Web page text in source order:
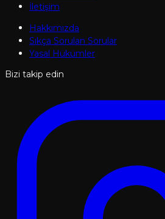
İletişim
Hakkımızda
Sıkça Sorulan Sorular
Yasal Hükümler
Bizi takip edin